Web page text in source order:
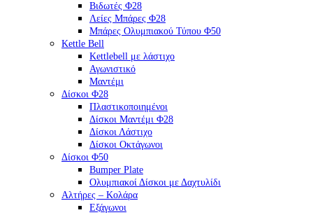
Βιδωτές Φ28
Λείες Μπάρες Φ28
Μπάρες Ολυμπιακού Τύπου Φ50
Kettle Bell
Kettlebell με λάστιχο
Αγωνιστικό
Μαντέμι
Δίσκοι Φ28
Πλαστικοποιημένοι
Δίσκοι Μαντέμι Φ28
Δίσκοι Λάστιχο
Δίσκοι Οκτάγωνοι
Δίσκοι Φ50
Bumper Plate
Ολυμπιακοί Δίσκοι με Δαχτυλίδι
Αλτήρες – Κολάρα
Εξάγωνοι